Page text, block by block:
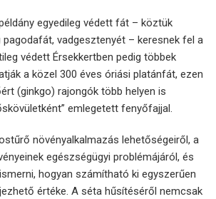
egyedileg védett fát – köztük
vadgesztenyét – keresnek fel a
védett Érsekkertben pedig többek
a közel 300 éves óriási platánfát, ezen
(ginkgo) rajongók több helyen is
emlegetett fenyőfajjal.
növényalkalmazás lehetőségeiről, a
egészségügyi problémájáról, és
hogyan számítható ki egyszerűen
értéke. A séta hűsítéséről nemcsak